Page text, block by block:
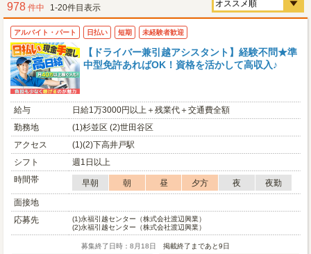
978 件中 1-20件目表示
アルバイト・パート 日払い 短期 未経験者歓迎
【ドライバー兼引越アシスタント】経験不問★準
中型免許あればOK！資格を活かして高収入♪
給与
日給1万3000円以上＋残業代＋交通費全額
勤務地
(1)杉並区 (2)世田谷区
アクセス
(1)(2)下高井戸駅
シフト
週1日以上
時間帯
早朝 朝 昼 夕方 夜
夜勤
面接地
応募先
(1)永福引越センター（株式会社渡辺興業）
(2)永福引越センター（株式会社渡辺興業）
募集終了日時：8月18日 掲載終了まであと9日